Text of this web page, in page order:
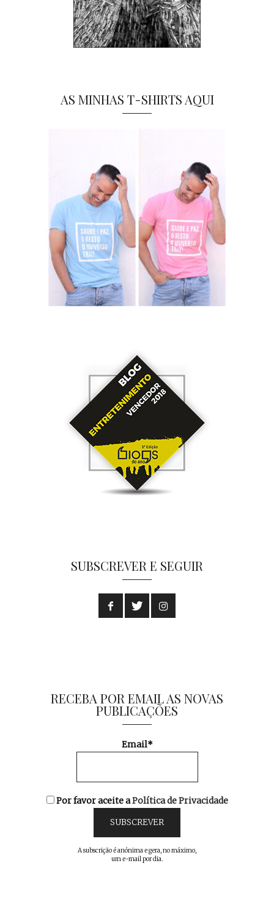
AS MINHAS T-SHIRTS AQUI
SUBSCREVER E SEGUIR
RECEBA POR EMAIL AS NOVAS
PUBLICAÇÕES
Email*
Por favor aceite aPolítica de Privacidade
A subscrição é anónima e gera, no máximo,
um e-mail por dia.